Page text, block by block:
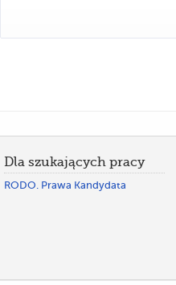
Dla szukających pracy
RODO. Prawa Kandydata